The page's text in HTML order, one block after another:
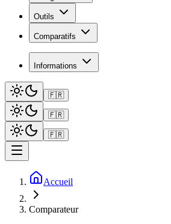
Outils
Comparatifs
Informations
🇫🇷
🇫🇷
🇫🇷
Accueil
Comparateur